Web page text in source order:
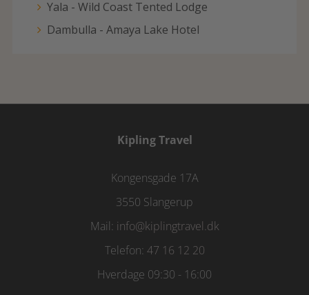
Yala - Wild Coast Tented Lodge
Dambulla - Amaya Lake Hotel
Kipling Travel
Kongensgade 17A
3550 Slangerup
Mail: info@kiplingtravel.dk
Telefon: 47 16 12 20
Hverdage 09:30 - 16:00